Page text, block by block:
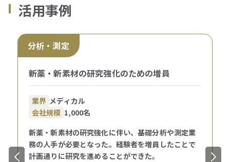
活用事例
分析・測定
新薬・新素材の研究強化のための増員
業界 メディカル
会社規模 1,000名
新薬・新素材の研究強化に伴い、基礎分析や測定業
務の人手が必要となった。経験者を増員したことで
計画通りに研究を進めることができた。